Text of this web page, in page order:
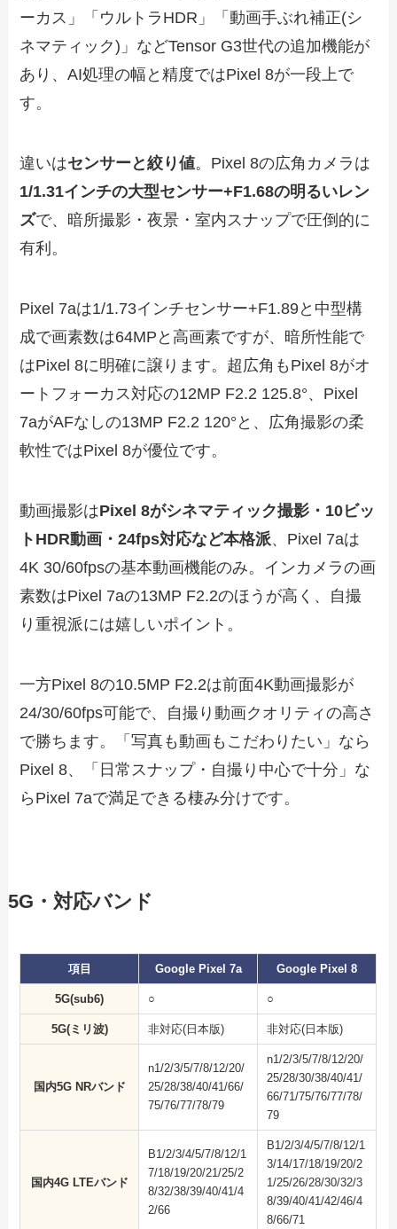
ーカス」「ウルトラHDR」「動画手ぶれ補正(シ
ネマティック)」などTensor G3世代の追加機能が
あり、AI処理の幅と精度ではPixel 8が一段上で
す。
違いはセンサーと絞り値。Pixel 8の広角カメラは
1/1.31インチの大型センサー+F1.68の明るいレン
ズで、暗所撮影・夜景・室内スナップで圧倒的に
有利。
Pixel 7aは1/1.73インチセンサー+F1.89と中型構
成で画素数は64MPと高画素ですが、暗所性能で
はPixel 8に明確に譲ります。超広角もPixel 8がオ
ートフォーカス対応の12MP F2.2 125.8°、Pixel
7aがAFなしの13MP F2.2 120°と、広角撮影の柔
軟性ではPixel 8が優位です。
動画撮影はPixel 8がシネマティック撮影・10ビッ
トHDR動画・24fps対応など本格派、Pixel 7aは
4K 30/60fpsの基本動画機能のみ。インカメラの画
素数はPixel 7aの13MP F2.2のほうが高く、自撮
り重視派には嬉しいポイント。
一方Pixel 8の10.5MP F2.2は前面4K動画撮影が
24/30/60fps可能で、自撮り動画クオリティの高さ
で勝ちます。「写真も動画もこだわりたい」なら
Pixel 8、「日常スナップ・自撮り中心で十分」な
らPixel 7aで満足できる棲み分けです。
5G・対応バンド
項目 Google Pixel 7a Google Pixel 8
5G(sub6) ○ ○
5G(ミリ波) 非対応(日本版) 非対応(日本版)
国内5G NRバンド
n1/2/3/5/7/8/12/20/
25/28/38/40/41/66/
75/76/77/78/79
n1/2/3/5/7/8/12/20/
25/28/30/38/40/41/
66/71/75/76/77/78/
79
国内4G LTEバンド
B1/2/3/4/5/7/8/12/1
7/18/19/20/21/25/2
8/32/38/39/40/41/4
2/66
B1/2/3/4/5/7/8/12/1
3/14/17/18/19/20/2
1/25/26/28/30/32/3
8/39/40/41/42/46/4
8/66/71